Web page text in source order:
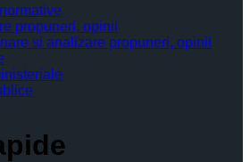
propuneri, opinii
si analizare propuneri, opinii